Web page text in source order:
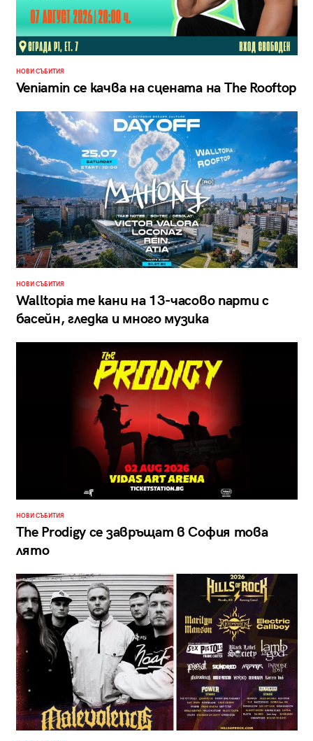
НОВИ СЪБИТИЯ
Veniamin се качва на сцената на The Rooftop
НОВИ СЪБИТИЯ
Walltopia те кани на 13-часово парти с
басейн, гледка и много музика
НОВИ СЪБИТИЯ
The Prodigy се завръщат в София това
лято